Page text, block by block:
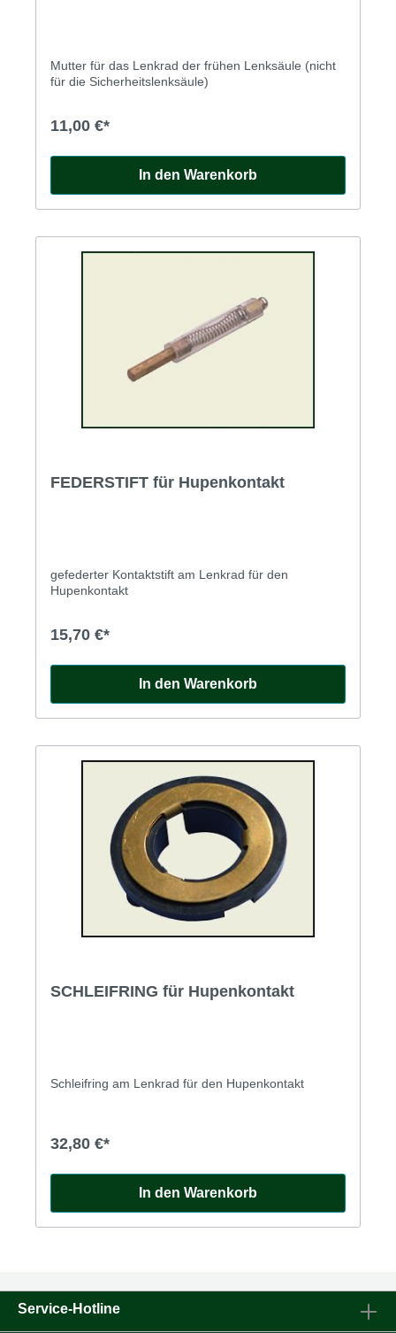
Mutter für das Lenkrad der frühen Lenksäule (nicht
für die Sicherheitslenksäule)
11,00 €*
In den Warenkorb
FEDERSTIFT für Hupenkontakt
gefederter Kontaktstift am Lenkrad für den
Hupenkontakt
15,70 €*
In den Warenkorb
SCHLEIFRING für Hupenkontakt
Schleifring am Lenkrad für den Hupenkontakt
32,80 €*
In den Warenkorb
Service-Hotline